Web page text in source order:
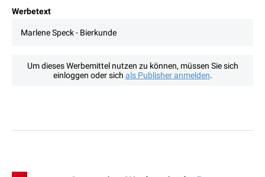
Werbetext
Marlene Speck - Bierkunde
Um dieses Werbemittel nutzen zu können, müssen Sie sich
einloggen oder sich als Publisher anmelden.